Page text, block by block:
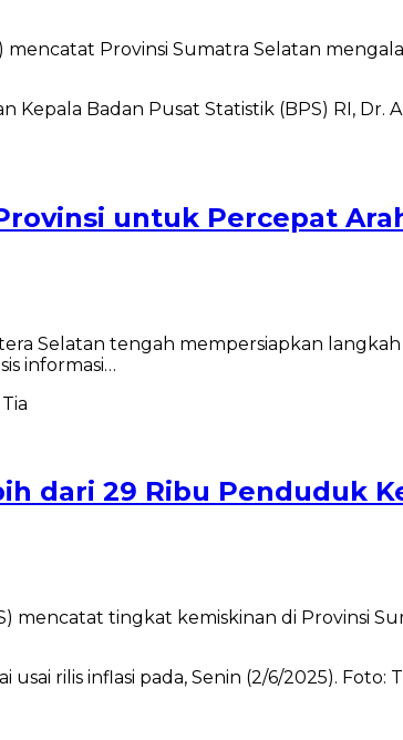
mencatat Provinsi Sumatra Selatan
untuk Percepat
Selatan tengah mempersiapkan
informasi…
dari 29 Ribu Penduduk
mencatat tingkat kemiskinan di Provinsi